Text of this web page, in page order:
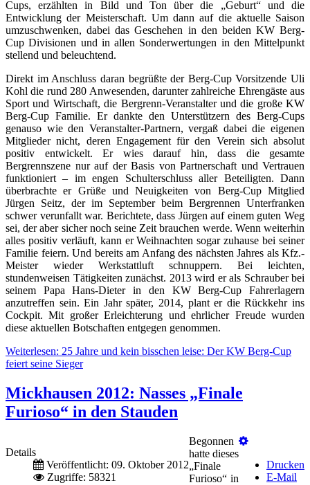
Cups, erzählten in Bild und Ton über die „Geburt“ und die
Entwicklung der Meisterschaft. Um dann auf die aktuelle Saison
umzuschwenken, dabei das Geschehen in den beiden KW Berg-
Cup Divisionen und in allen Sonderwertungen in den Mittelpunkt
stellend und beleuchtend.
Direkt im Anschluss daran begrüßte der Berg-Cup Vorsitzende Uli
Kohl die rund 280 Anwesenden, darunter zahlreiche Ehrengäste aus
Sport und Wirtschaft, die Bergrenn-Veranstalter und die große KW
Berg-Cup Familie. Er dankte den Unterstützern des Berg-Cups
genauso wie den Veranstalter-Partnern, vergaß dabei die eigenen
Mitglieder nicht, deren Engagement für den Verein sich absolut
positiv entwickelt. Er wies darauf hin, dass die gesamte
Bergrennszene nur auf der Basis von Partnerschaft und Vertrauen
funktioniert – im engen Schulterschluss aller Beteiligten. Dann
überbrachte er Grüße und Neuigkeiten von Berg-Cup Mitglied
Jürgen Seitz, der im September beim Bergrennen Unterfranken
schwer verunfallt war. Berichtete, dass Jürgen auf einem guten Weg
sei, der aber sicher noch seine Zeit brauchen werde. Wenn weiterhin
alles positiv verläuft, kann er Weihnachten sogar zuhause bei seiner
Familie feiern. Und bereits am Anfang des nächsten Jahres als Kfz.-
Meister wieder Werkstattluft schnuppern. Bei leichten,
stundenweisen Tätigkeiten zunächst. 2013 wird er als Schrauber bei
seinem Papa Hans-Dieter in den KW Berg-Cup Fahrerlagern
anzutreffen sein. Ein Jahr später, 2014, plant er die Rückkehr ins
Cockpit. Mit großer Erleichterung und ehrlicher Freude wurden
diese aktuellen Botschaften entgegen genommen.
Weiterlesen: 25 Jahre und kein bisschen leise: Der KW Berg-Cup
feiert seine Sieger
Mickhausen 2012: Nasses „Finale
Furioso“ in den Stauden
Details
Veröffentlicht: 09. Oktober 2012
Zugriffe: 58321
Drucken
E-Mail
Begonnen
hatte dieses
„Finale
Furioso“ in